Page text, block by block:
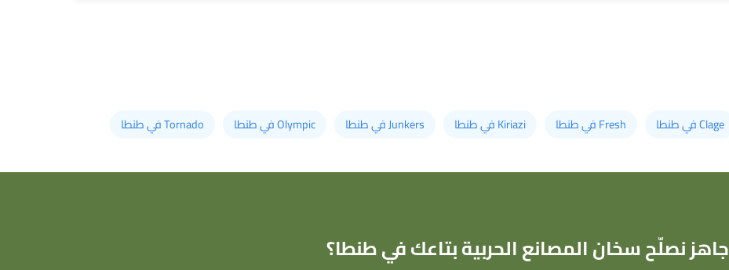
Clage في طنطا Fresh في طنطا Kiriazi في طنطا Junkers في طنطا Olympic في طنطا Tornado في طنطا
جاهز نصلّح سخان المصانع الحربية بتاعك في طنطا؟